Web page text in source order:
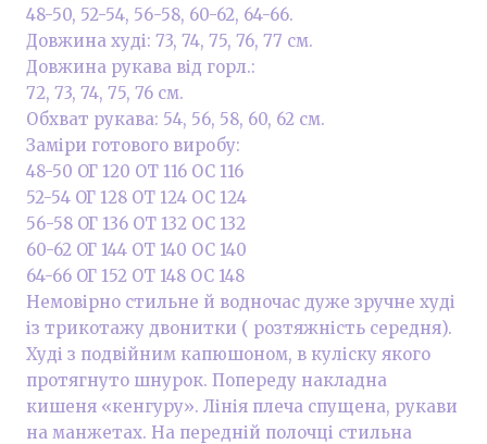
48-50, 52-54, 56-58, 60-62, 64-66.
Довжина худі: 73, 74, 75, 76, 77 см.
Довжина рукава від горл.:
72, 73, 74, 75, 76 см.
Обхват рукава: 54, 56, 58, 60, 62 см.
Заміри готового виробу:
48-50 ОГ 120 ОТ 116 ОС 116
52-54 ОГ 128 ОТ 124 ОС 124
56-58 ОГ 136 ОТ 132 ОС 132
60-62 ОГ 144 ОТ 140 ОС 140
64-66 ОГ 152 ОТ 148 ОС 148
Немовірно стильне й водночас дуже зручне худі
із трикотажу двонитки ( розтяжність середня).
Худі з подвійним капюшоном, в куліску якого
протягнуто шнурок. Попереду накладна
кишеня «кенгуру». Лінія плеча спущена, рукави
на манжетах. На передній полочці стильна